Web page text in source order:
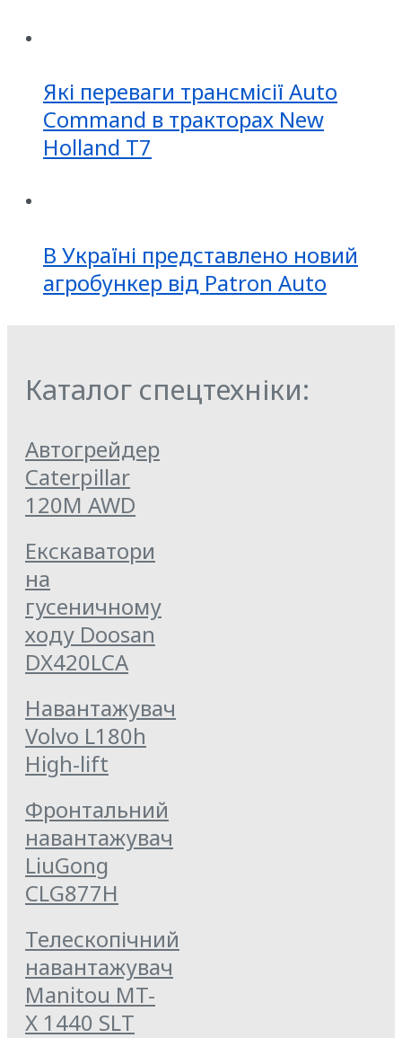
Які переваги трансмісії Auto
Command в тракторах New
Holland T7
В Україні представлено новий
агробункер від Patron Auto
Каталог спецтехніки:
Автогрейдер
Caterpillar
120M AWD
Екскаватори
на
гусеничному
ходу Doosan
DX420LCA
Навантажувач
Volvo L180h
High-lift
Фронтальний
навантажувач
LiuGong
CLG877Н
Телескопічний
навантажувач
Manitou MT-
X 1440 SLT